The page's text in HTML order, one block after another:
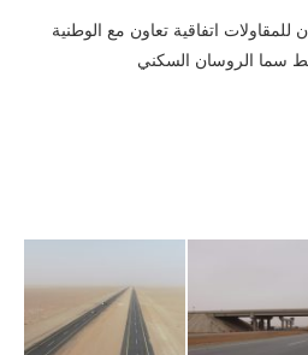
اتفاقية تعاون مع الوطنية
سما الروسان السكني